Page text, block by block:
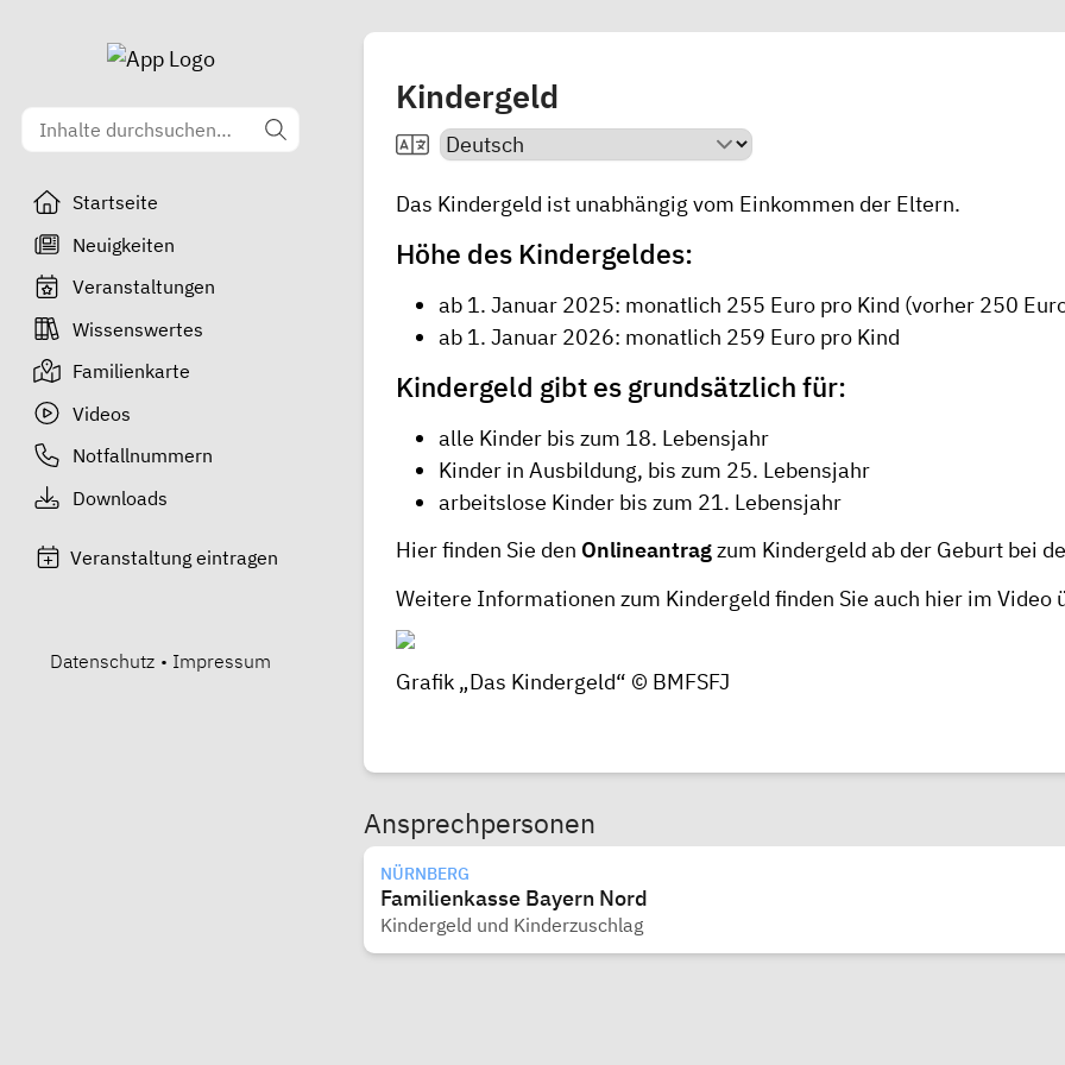
Startseite
Neuigkeiten
Veranstaltungen
Wissenswertes
Familienkarte
Videos
Notfallnummern
Downloads
Veranstaltung eintragen
Datenschutz • Impressum
Kindergeld
Das Kindergeld ist unabhängig vom Einkommen der Eltern.
Höhe des Kindergeldes:
ab 1. Januar 2025: monatlich 255 Euro pro Kind (vorher 250
ab 1. Januar 2026: monatlich 259 Euro pro Kind
Kindergeld gibt es grundsätzlich für:
alle Kinder bis zum 18. Lebensjahr
Kinder in Ausbildung, bis zum 25. Lebensjahr
arbeitslose Kinder bis zum 21. Lebensjahr
Hier finden Sie den Onlineantragzum Kindergeld ab der Geburt bei
Weitere Informationen zum Kindergeld finden Sie auch hier im Video
Grafik „Das Kindergeld“ © BMFSFJ
Ansprechpersonen
NÜRNBERG
Familienkasse Bayern Nord
Kindergeld und Kinderzuschlag